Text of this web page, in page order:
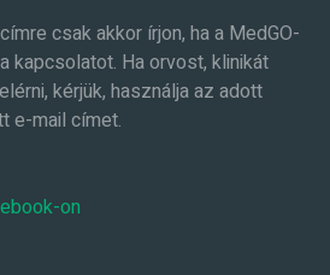
csak akkor írjon, ha a MedGO-
kapcsolatot. Ha orvost, klinikát
kérjük, használja az adott
e-mail címet.
on